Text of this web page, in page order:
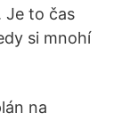
Je to čas
si mnohí
na